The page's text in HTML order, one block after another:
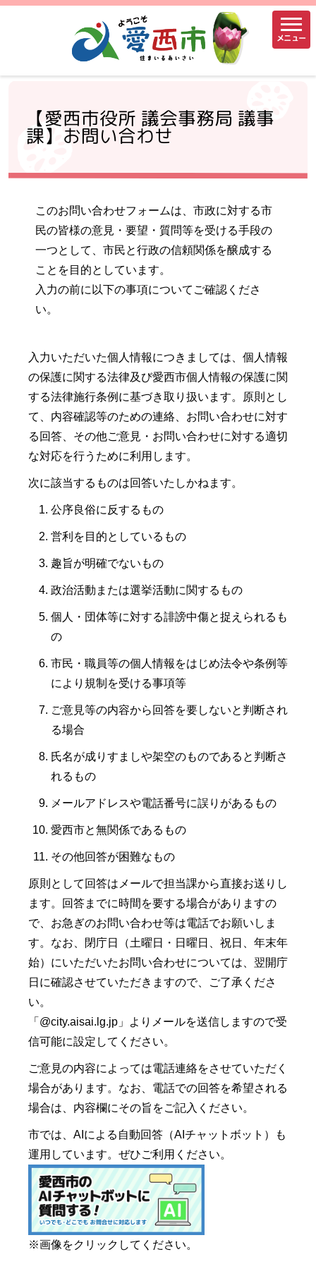
メニュー
【愛西市役所 議会事務局 議事
課】お問い合わせ
このお問い合わせフォームは、市政に対する市
民の皆様の意見・要望・質問等を受ける手段の
一つとして、市民と行政の信頼関係を醸成する
ことを目的としています。
入力の前に以下の事項についてご確認くださ
い。
入力いただいた個人情報につきましては、個人情報
の保護に関する法律及び愛西市個人情報の保護に関
する法律施行条例に基づき取り扱います。原則とし
て、内容確認等のための連絡、お問い合わせに対す
る回答、その他ご意見・お問い合わせに対する適切
な対応を行うために利用します。
次に該当するものは回答いたしかねます。
公序良俗に反するもの
営利を目的としているもの
趣旨が明確でないもの
政治活動または選挙活動に関するもの
個人・団体等に対する誹謗中傷と捉えられるも
の
市民・職員等の個人情報をはじめ法令や条例等
により規制を受ける事項等
ご意見等の内容から回答を要しないと判断され
る場合
氏名が成りすましや架空のものであると判断さ
れるもの
メールアドレスや電話番号に誤りがあるもの
愛西市と無関係であるもの
その他回答が困難なもの
原則として回答はメールで担当課から直接お送りし
ます。回答までに時間を要する場合がありますの
で、お急ぎのお問い合わせ等は電話でお願いしま
す。なお、閉庁日（土曜日・日曜日、祝日、年末年
始）にいただいたお問い合わせについては、翌開庁
日に確認させていただきますので、ご了承くださ
い。
「@city.aisai.lg.jp」よりメールを送信しますので受
信可能に設定してください。
ご意見の内容によっては電話連絡をさせていただく
場合があります。なお、電話での回答を希望される
場合は、内容欄にその旨をご記入ください。
市では、AIによる自動回答（AIチャットボット）も
運用しています。ぜひご利用ください。
※画像をクリックしてください。